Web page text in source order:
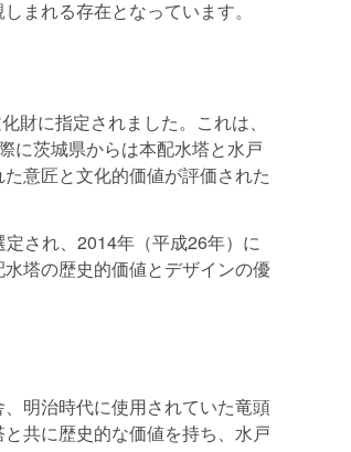
まれる存在となっています。
財に指定されました。これは、
に茨城県からは本配水塔と水戸
意匠と文化的価値が評価された
され、2014年（平成26年）に
塔の歴史的価値とデザインの優
明治時代に使用されていた竜頭
共に歴史的な価値を持ち、水戸